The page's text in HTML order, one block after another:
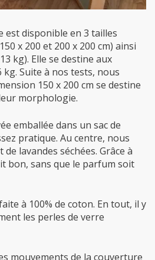
est disponible en 3 tailles
x 200 et 200 x 200 cm) ainsi
kg). Elle se destine aux
Suite à nos tests, nous
150 x 200 cm se destine
morphologie.
emballée dans un sac de
pratique. Au centre, nous
lavandes séchées. Grâce à
bon, sans que le parfum soit
à 100% de coton. En tout, il y
les perles de verre
mouvements de la couverture